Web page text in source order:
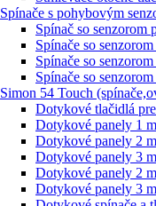
Spínače s pohybovým
Spínač so senzorom
Spínače so
Spínače so
Spínače so
Simon 54 Touch
Dotykové tlačidlá
Dotykové panely 1
Dotykové panely 2
Dotykové panely 3
Dotykové panely 2
Dotykové panely 3